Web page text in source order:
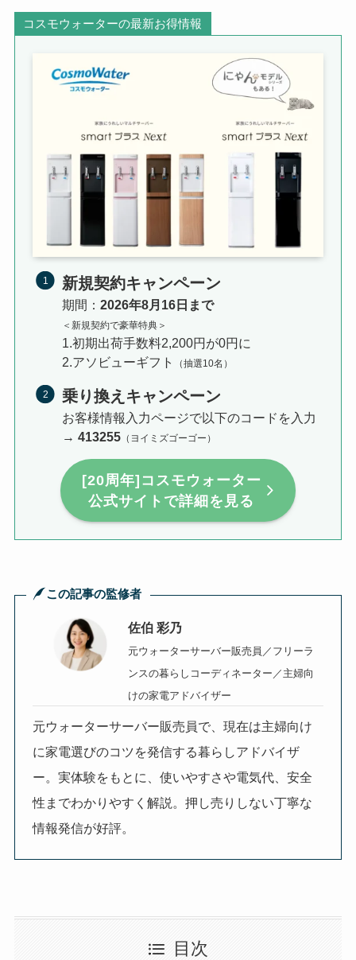
コスモウォーターの最新お得情報
新規契約キャンペーン
期間： 2026年8月16日まで
＜新規契約で豪華特典＞
1.初期出荷手数料2,200円が0円に
2.アソビューギフト
（抽選10名）
乗り換えキャンペーン
お客様情報入力ページで以下のコードを入力
→ 413255（ヨイミズゴーゴー）
[20周年]コスモウォーター
公式サイトで詳細を見る
この記事の監修者
佐伯 彩乃
元ウォーターサーバー販売員／ フリーラ
ンスの暮らしコーディネーター／主婦向
けの家電アドバイザー
元ウォーターサーバー販売員で、現在は主婦向け
に家電選びのコツを発信する暮らしアドバイザ
ー。実体験をもとに、使いやすさや電気代、安全
性までわかりやすく解説。押し売りしない丁寧な
情報発信が好評。
目次